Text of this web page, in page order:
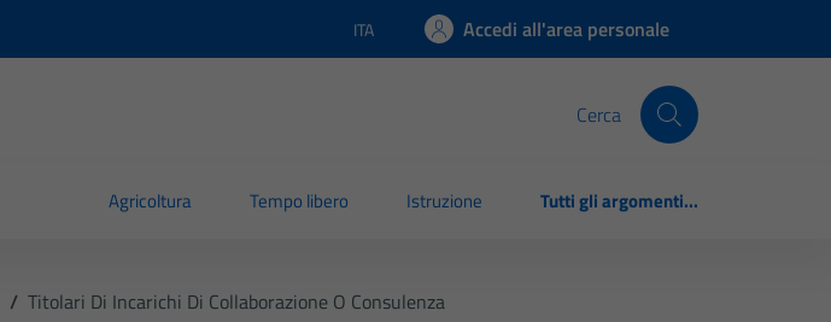
Lingua attiva:
ITA Accedi all'area personale
Cerca
Agricoltura Tempo libero Istruzione Tutti gli argomenti...
/ Titolari Di Incarichi Di Collaborazione O Consulenza